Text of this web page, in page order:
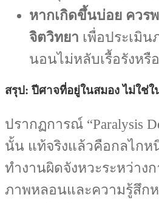
หากเกิดขึ้นบ่อย ควร
จิตวิทยา เพื่อประเมิน
นอนไม่หลับเรื้อรังหรื
สรุป: ปีศาจที่อยู่ในสมอง ไม่ใช่ใ
ปรากฏการณ์ “Paralysis
นั้น แท้จริงแล้วคือกลไกห
ทำงานผิดจังหวะระหว่าง
ภาพหลอนและความรู้สึก